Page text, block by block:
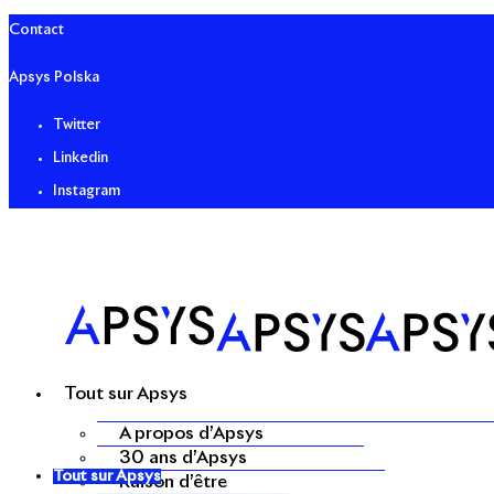
Contact
Apsys Polska
Twitter
Linkedin
Instagram
Tout sur Apsys
A propos d’Apsys
30 ans d’Apsys
Raison d’être
Tout sur Apsys